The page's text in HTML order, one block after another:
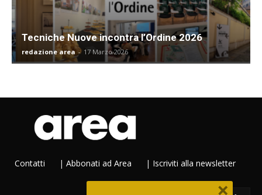
Tecniche Nuove incontra l’Ordine 2026
redazione area - 17 Marzo 2026
Contatti | Abbonati ad Area | Iscriviti alla newsletter